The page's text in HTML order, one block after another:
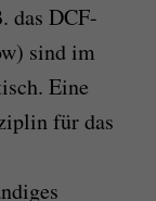
das DCF-
sind im
Eine
für das